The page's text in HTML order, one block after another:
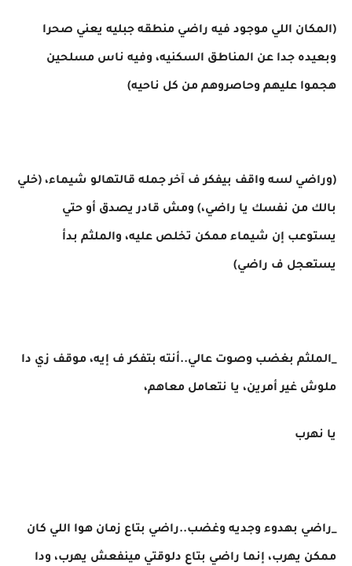
(المكان اللي موجود فيه راضي منطقه جبليه يعني صحرا
وبعيده جدا عن المناطق السكنيه، وفيه ناس مسلحين
هجموا عليهم وحاصروهم من كل ناحيه)
(وراضي لسه واقف بيفكر ف آخر جمله قالتهالو شيماء، (خلي
بالك من نفسك يا راضي،) ومش قادر يصدق أو حتي
يستوعب إن شيماء ممكن تخلص عليه، والملثم بدأ
يستعجل ف راضي)
_الملثم بغضب وصوت عالي..أنته بتفكر ف إيه، موقف زي دا
ملوش غير أمرين، يا نتعامل معاهم،
يا نهرب
_راضي بهدوء وجديه وغضب..راضي بتاع زمان هوا اللي كان
ممكن يهرب، إنما راضي بتاع دلوقتي مينفعش يهرب، ودا